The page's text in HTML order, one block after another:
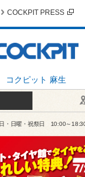
コクピット 麻生
COCKPIT PRESS
・日曜・祝祭日 10:00～